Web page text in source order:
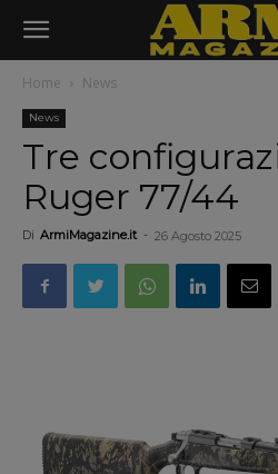
Home News
News
Tre
Ruger 77/44
Di ArmiMagazine.it - 26 Agosto 2025